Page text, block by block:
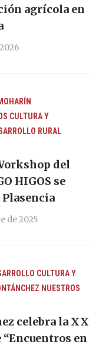
agrícola en
CULTURA Y
RURAL
del
HIGOS se
Plasencia
de 2025
CULTURA Y
NUESTROS
celebra la XX
en